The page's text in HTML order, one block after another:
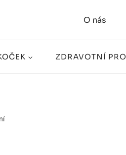
O nás
ZDRAVOTNÍ